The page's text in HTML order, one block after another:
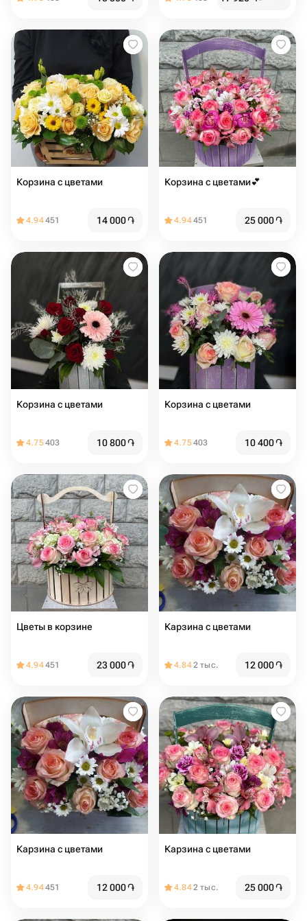
Корзина с цветами
4.94451 14 000֏
Корзина с цветами💕
4.94451 25 000֏
Корзина с цветами
4.75403 10 800֏
Корзина с цветами
4.75403 10 400֏
Цветы в корзине
4.94451 23 000֏
Карзина с цветами
4.842 тыс. 12 000֏
Карзина с цветами
4.94451 12 000֏
Карзина с цветами
4.842 тыс. 25 000֏